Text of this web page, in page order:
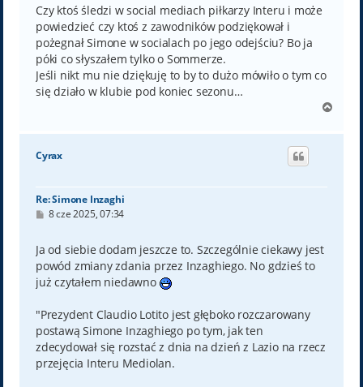
t
Czy ktoś śledzi w social mediach piłkarzy Interu i może
powiedzieć czy ktoś z zawodników podziękował i
pożegnał Simone w socialach po jego odejściu? Bo ja
póki co słyszałem tylko o Sommerze.
Jeśli nikt mu nie dziękuję to by to dużo mówiło o tym co
się działo w klubie pod koniec sezonu…
g
Cyrax
Re: Simone Inzaghi
P
t
8 cze 2025, 07:34
Ja od siebie dodam jeszcze to. Szczególnie ciekawy jest
powód zmiany zdania przez Inzaghiego. No gdzieś to
już czytałem niedawno
"Prezydent Claudio Lotito jest głęboko rozczarowany
postawą Simone Inzaghiego po tym, jak ten
zdecydował się rozstać z dnia na dzień z Lazio na rzecz
przejęcia Interu Mediolan.